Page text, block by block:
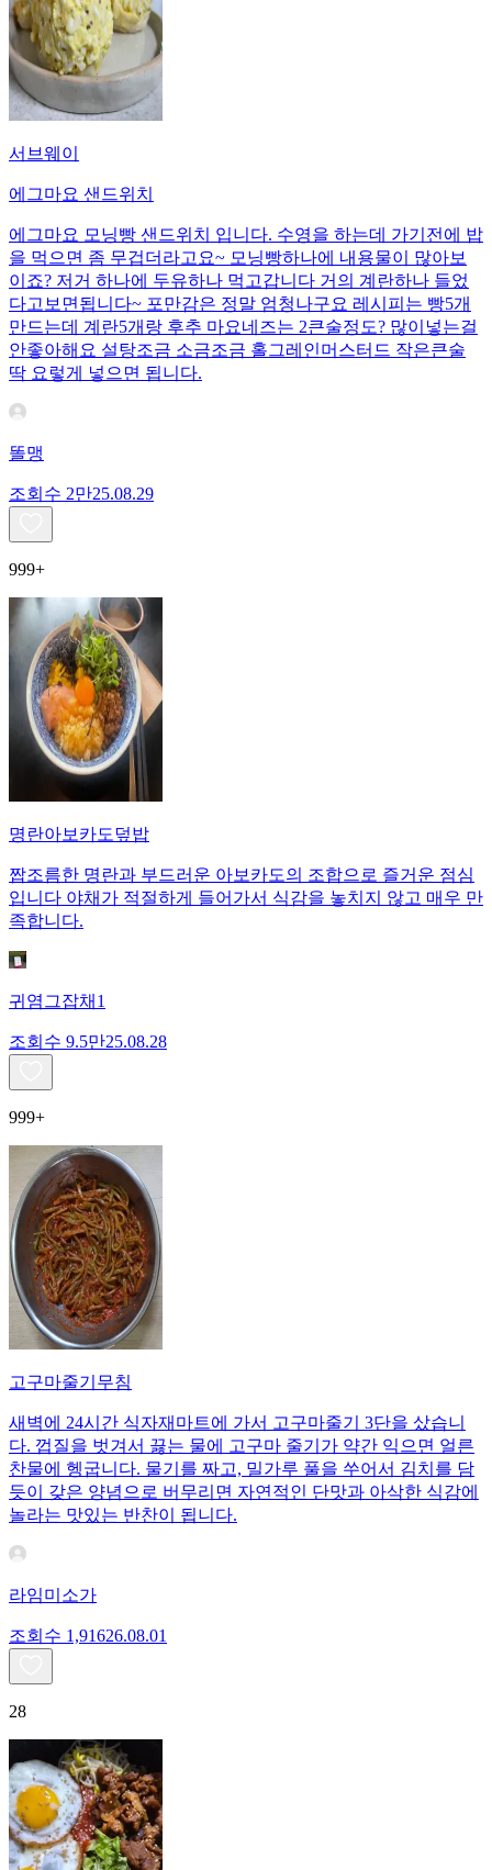
서브웨이
에그마요 샌드위치
에그마요 모닝빵 샌드위치 입니다. 수영을 하는데 가기전에 밥
을 먹으면 좀 무겁더라고요~ 모닝빵하나에 내용물이 많아보
이죠? 저거 하나에 두유하나 먹고갑니다 거의 계란하나 들었
다고보면됩니다~ 포만감은 정말 엄청나구요 레시피는 빵5개
만드는데 계란5개랑 후추 마요네즈는 2큰술정도? 많이넣는걸
안좋아해요 설탕조금 소금조금 홀그레인머스터드 작은큰술
딱 요렇게 넣으면 됩니다.
똘맹
조회수 2만25.08.29
999+
명란아보카도덮밥
짭조름한 명란과 부드러운 아보카도의 조합으로 즐거운 점심
입니다 야채가 적절하게 들어가서 식감을 놓치지 않고 매우 만
족합니다.
귀염그잡채1
조회수 9.5만25.08.28
999+
고구마줄기무침
새벽에 24시간 식자재마트에 가서 고구마줄기 3단을 샀습니
다. 껍질을 벗겨서 끓는 물에 고구마 줄기가 약간 익으면 얼른
찬물에 헹굽니다. 물기를 짜고, 밀가루 풀을 쑤어서 김치를 담
듯이 갖은 양념으로 버무리면 자연적인 단맛과 아삭한 식감에
놀라는 맛있는 반찬이 됩니다.
라임미소가
조회수 1,91626.08.01
28